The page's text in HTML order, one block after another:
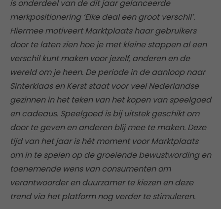
is onderdeel van de dit jaar gelanceerde
merkpositionering ‘Elke deal een groot verschil’.
Hiermee motiveert Marktplaats haar gebruikers
door te laten zien hoe je met kleine stappen al een
verschil kunt maken voor jezelf, anderen en de
wereld om je heen. De periode in de aanloop naar
Sinterklaas en Kerst staat voor veel Nederlandse
gezinnen in het teken van het kopen van speelgoed
en cadeaus. Speelgoed is bij uitstek geschikt om
door te geven en anderen blij mee te maken. Deze
tijd van het jaar is hét moment voor Marktplaats
om in te spelen op de groeiende bewustwording en
toenemende wens van consumenten om
verantwoorder en duurzamer te kiezen en deze
trend via het platform nog verder te stimuleren.